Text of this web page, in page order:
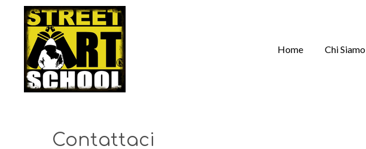
contenuto
principale
Home Chi Siamo
Contattaci